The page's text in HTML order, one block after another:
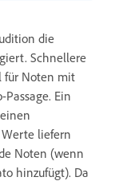
die
Schnellere
für Noten mit
Ein
liefern
Noten (wenn
hinzufügt). Da